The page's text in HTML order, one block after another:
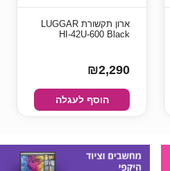
ארון תקשורת LUGGAR
HI-42U-600 Black
₪2,290
הוסף לעגלה